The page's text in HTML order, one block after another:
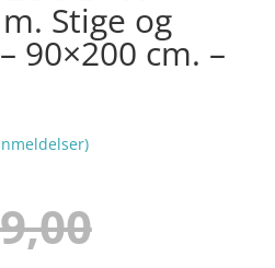
Stige og
90×200 cm. –